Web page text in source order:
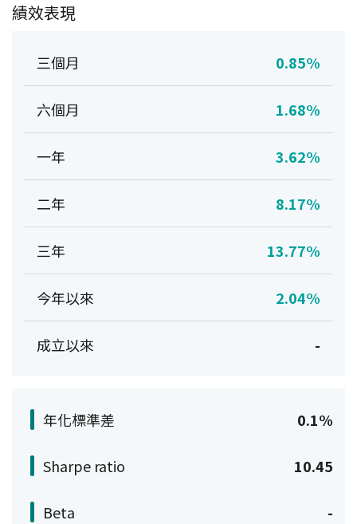
績效表現
三個月 0.85%
六個月 1.68%
一年 3.62%
二年 8.17%
三年 13.77%
今年以來 2.04%
成立以來 -
年化標準差 0.1%
Sharpe ratio 10.45
Beta -